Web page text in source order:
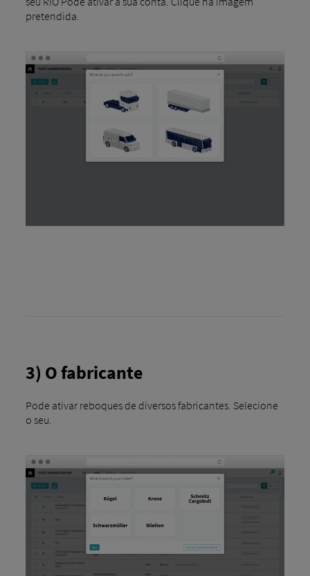
pretendida.
3) O fabricante
Pode ativar reboques de diversos fabricantes. Selecione
o seu.